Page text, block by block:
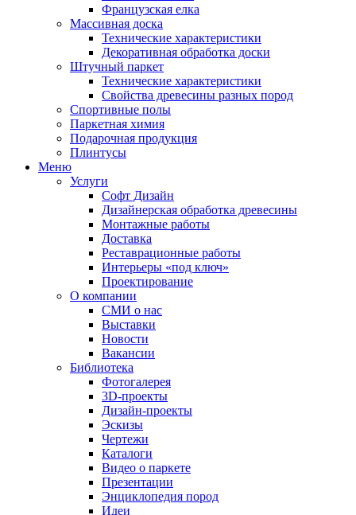
Французская елка
Массивная доска
Технические характеристики
Декоративная обработка доски
Штучный паркет
Технические характеристики
Свойства древесины разных пород
Спортивные полы
Паркетная химия
Подарочная продукция
Плинтусы
Меню
Услуги
Софт Дизайн
Дизайнерская обработка древесины
Монтажные работы
Доставка
Реставрационные работы
Интерьеры «под ключ»
Проектирование
О компании
СМИ о нас
Выставки
Новости
Вакансии
Библиотека
Фотогалерея
3D-проекты
Дизайн-проекты
Эскизы
Чертежи
Каталоги
Видео о паркете
Презентации
Энциклопедия пород
Идеи